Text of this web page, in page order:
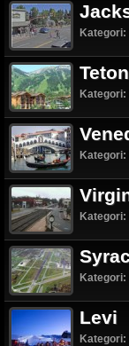
Kategori:
Kategori:
Kategori:
Kategori:
Kategori:
Levi
Kategori: